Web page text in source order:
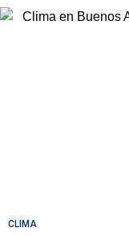
CLIMA